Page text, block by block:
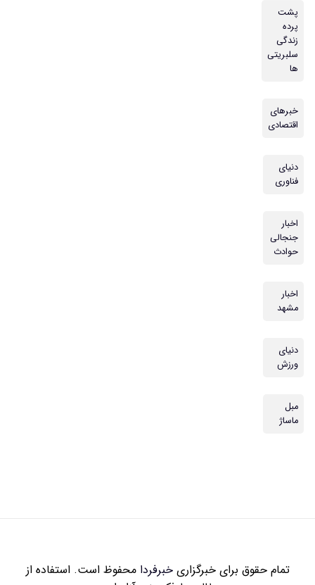
پشت
پرده
زندگی
سلبریتی
ها
خبرهای
اقتصادی
دنیای
فناوری
اخبار
جنجالی
حوادث
اخبار
مشهد
دنیای
ورزش
مبل
ماساژ
تمام حقوق برای خبرگزاریخبرفردامحفوظ است. استفاده از